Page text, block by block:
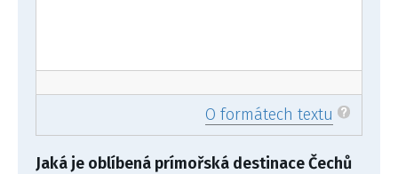
O formátech textu
Jaká je oblíbená prímořská destinace Čechů